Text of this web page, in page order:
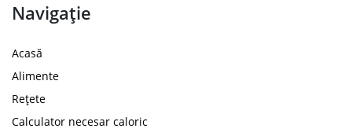
Navigație
Acasă
Alimente
Rețete
Calculator necesar caloric